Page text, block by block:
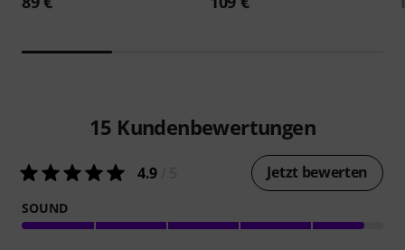
15 Kundenbewertungen
4.9 Jetzt bewerten
SOUND